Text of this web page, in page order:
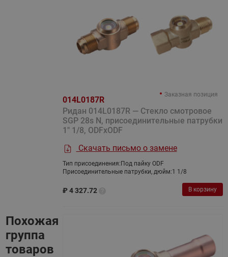
014L0187R
Ридан 014L0187R — Cтекло cмотровое
SGP 28s N, присоединительные патрубки
1" 1/8, ODFxODF
Скачать письмо о замене
Тип присоединения: Под пайку ODF
Присоединительные патрубки, дюйм:1 1/8
₽ 4 327.72
Заказная позиция
В корзину
Похожая
группа
товаров